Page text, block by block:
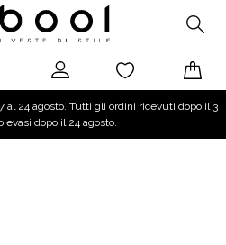
al 24 agosto. Tutti gli ordini ricevuti dopo il 3
evasi dopo il 24 agosto.